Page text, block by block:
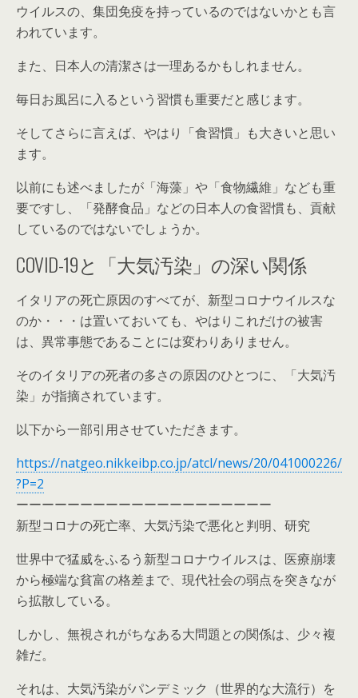
ウイルスの、集団免疫を持っているのではないかとも言
われています。
また、日本人の清潔さは一理あるかもしれません。
毎日お風呂に入るという習慣も重要だと感じます。
そしてさらに言えば、やはり「食習慣」も大きいと思い
ます。
以前にも述べましたが「海藻」や「食物繊維」なども重
要ですし、「発酵食品」などの日本人の食習慣も、貢献
しているのではないでしょうか。
COVID-19と「大気汚染」の深い関係
イタリアの死亡原因のすべてが、新型コロナウイルスな
のか・・・は置いておいても、やはりこれだけの被害
は、異常事態であることには変わりありません。
そのイタリアの死者の多さの原因のひとつに、「大気汚
染」が指摘されています。
以下から一部引用させていただきます。
https://natgeo.nikkeibp.co.jp/atcl/news/20/041000226/
?P=2
ーーーーーーーーーーーーーーーーーーーー
新型コロナの死亡率、大気汚染で悪化と判明、研究
世界中で猛威をふるう新型コロナウイルスは、医療崩壊
から極端な貧富の格差まで、現代社会の弱点を突きなが
ら拡散している。
しかし、無視されがちなある大問題との関係は、少々複
雑だ。
それは、大気汚染がパンデミック（世界的な大流行）を